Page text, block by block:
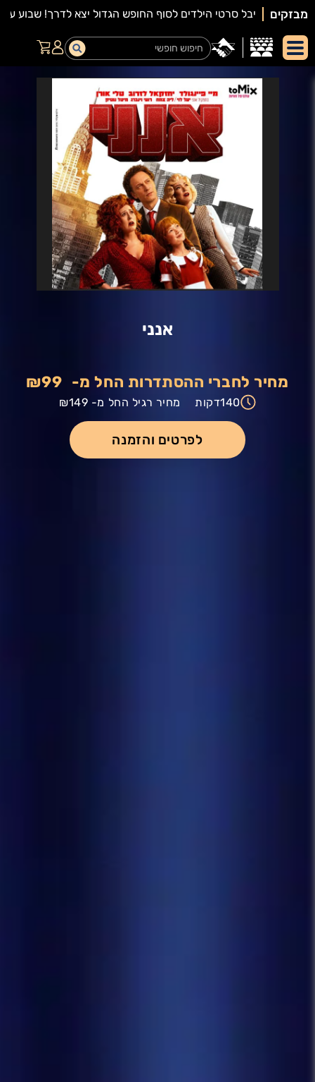
מבזקים
תיאור
המופע:
אנני
מחיר לחברי ההסתדרות החל מ- ₪99
מחיר רגיל החל מ- ₪149 140דקות
לפרטים והזמנה